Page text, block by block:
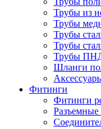
Трубы из
Трубы
Трубы
Трубы
Трубы
Шланги
Фитинги
Фитинги
Разъемные